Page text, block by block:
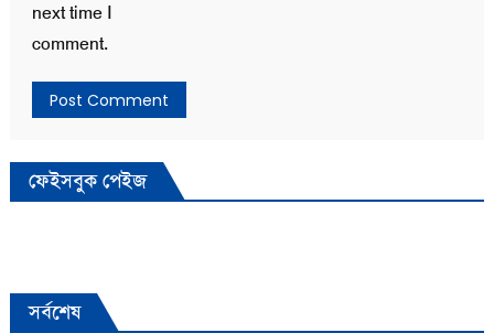
next time I
comment.
ফেইসবুক পেইজ
সর্বশেষ